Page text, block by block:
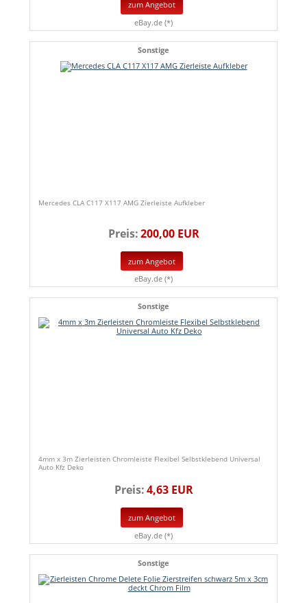
zum Angebot
eBay.de (*)
Sonstige
Mercedes CLA C117 X117 AMG Zierleiste Aufkleber
Preis:200,00 EUR
zum Angebot
eBay.de (*)
Sonstige
4mm x 3m Zierleisten Chromleiste Flexibel Selbstklebend Universal
Auto Kfz Deko
Preis:4,63 EUR
zum Angebot
eBay.de (*)
Sonstige